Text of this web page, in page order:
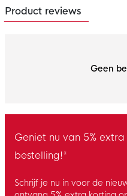
Product reviews
Geen
Geniet nu van 5%
bestelling!*
Schrijf je nu in voor de